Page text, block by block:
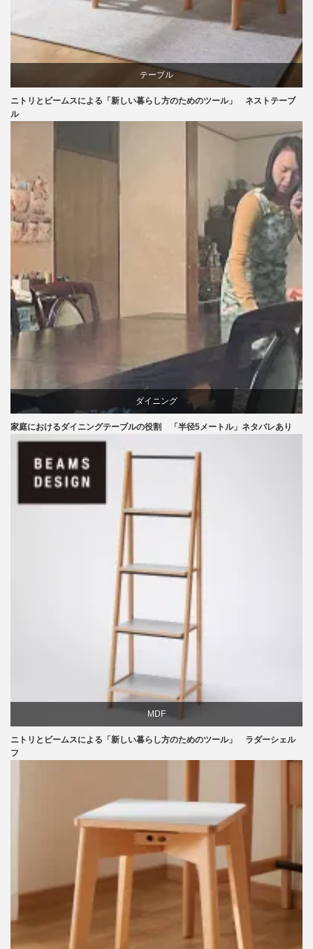
テーブル
ニトリとビームスによる「新しい暮らし方のためのツール」 ネストテーブ
ル
ダイニング
椅子
家庭におけるダイニングテーブルの役割 「半径5メートル」ネタバレあり
MDF
ライフスタイル
家具
ニトリとビームスによる「新しい暮らし方のためのツール」 ラダーシェル
フ